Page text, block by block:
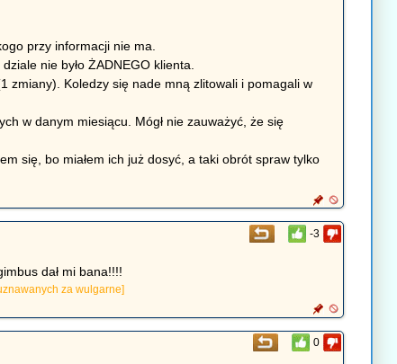
przy informacji nie ma.
nie było ŻADNEGO klienta.
zmiany). Koledzy się nade mną zlitowali i pomagali w
w danym miesiącu. Mógł nie zauważyć, że się
się, bo miałem ich już dosyć, a taki obrót spraw tylko
-3
dał mi bana!!!!
za wulgarne]
0